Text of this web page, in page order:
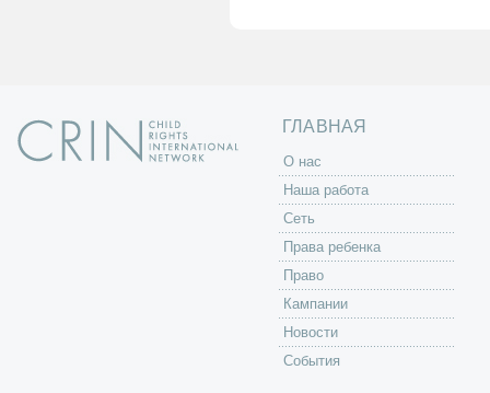
ГЛАВНАЯ
O нас
Наша работа
Сеть
Права ребенка
Право
Кампании
Новости
События